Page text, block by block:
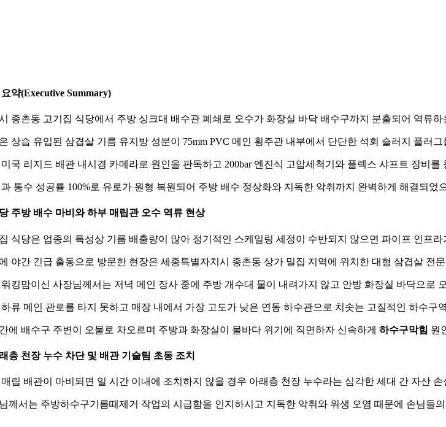
약(Executive Summary)
종촌동 고기집 식당에서 주방 싱크대 배수관 폐쇄로 오수가 화장실 바닥 배수구까지 분출되어 역류하
상습 유입된 삼겹살 기름 유지방 성분이 75mm PVC 메인 횡주관 내부에서 단단한 석회 슬러지 플러
국 리지드 배관 내시경 카메라로 원인을 판독하고 200bar 엔진식 고압세척기와 플렉스 샤프트 장비
통수 성공률 100%로 유로가 원형 복원되어 주방 배수 정상화와 지독한 악취까지 완벽하게 해결되었
주방 배수 마비와 하부 매립관 오수 역류 현상
식당은 업종의 특성상 기름 배출량이 많아 정기적인 스케일링 세정이 수반되지 않으면 파이프 인프
야간 긴급 출동으로 방문한 현장은 세종특별자치시 종촌동 상가 밀집 지역에 위치한 대형 삼겹살 전
워킹맘이신 사장님께서는 저녁 메인 장사 중에 주방 개수대 물이 내려가지 않고 안방 화장실 바닥으로
류 메인 관로를 타지 못하고 매장 내에서 가장 고도가 낮은 연동 하수관으로 치솟는 고질적인 하수구
에 배수구 주변이 오물로 차오르며 주방과 화장실이 물바다 위기에 직면하자 신속하게 하수구막힘 원
층 천장 누수 차단 및 배관 기술팀 초동 조치
립 배관이 마비되면 일 시간 이내에 조치하지 않을 경우 아래층 천장 누수라는 심각한 세대 간 자산 손
께서는 주방하수구기름때제거 작업의 시급함을 인지하시고 지독한 악취와 위생 오염 때문에 손님들